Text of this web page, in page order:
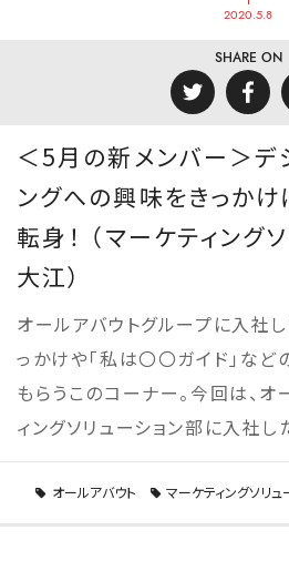
2020.5.8
SHARE ON
＜5月の新メンバー＞デ
ングへの興味をきっかけ
転身！ （マーケティング
大江）
オールアバウトグループに入社
っかけや「私は〇〇ガイド」など
もらうこのコーナー。今回は、オ
ィングソリューション部に入社し
オールアバウト マーケティングソリュ